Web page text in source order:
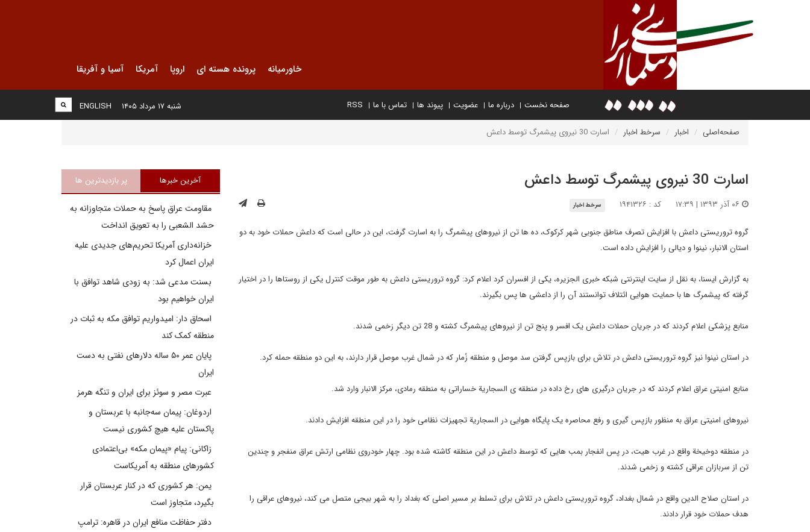
خاورمیانه پرونده هسته ای اروپا آمریکا آسیا و آفریقا
صفحه نخست درباره ما عضویت پیوند ها تماس با ما RSS
ENGLISH شنبه ۱۷ مرداد ۱۴۰۵
صفحه‌اصلی اخبار سرخط اخبار اسارت 30 نیروی پیشمرگ‌ توسط داعش
اسارت 30 نیروی پیشمرگ‌ توسط داعش
کد : ۱۹۴۱۳۲۶ سرخط اخبار
گروه تروریستی داعش با افزایش تصرف مناطق جنوبی شهر کرکوک، ده ها تن از نیروهای پیشمرگ را به اسارت گرفت، این در حالی است که داعش حملات خود به دو
استان الانبار، نینوا و دیالی را افزایش داده است.
به گزارش ایسنا، به نقل از سایت اینترنتی شبکه خبری الجزیره، یکی از افسران کرد اعلام کرد: گروه تروریستی داعش به طور موقت کنترل یکی از روستاها را در اختیار
گرفته که پیشمرگ ها با حمایت هوایی ائتلاف توانستند آن را از داعشی ها پس بگیرند.
منابع پزشکی اعلام کردند که در جریان حملات داعش یک افسر و پنج تن از نیروهای پیشمرگ کشته و 28 تن دیگر زخمی شدند.
در استان نینوا نیز گروه تروریستی داعش در تلاش برای بازپس گرفتن سد موصل و منطقه زُمار که در شمال غرب موصل قرار دارند، به این دو منطقه حمله کرد.
منابع امنیتی عراق اعلام کردند که در جریان درگیری های رخ داده در منطقه ی السجاریة خساراتی به منطقه رمادی، مرکز الانبار وارد شد.
نیروهای امنیتی عراق به منظور بازپس گیری و رفع محاصره یک پایگاه هوایی در السجاریة تجهیزات نظامی خود را در این منطقه افزایش دادند.
در منطقه دوخیخة واقع در غرب هیت، در پس انفجار بمب هایی که توسط داعش در این منطقه کاشته شده بود. چهار خودروی نظامی ارتش عراق منفجر و چندین
تن از سربازان عراقی کشته و زخمی شدند.
در استان صلاح الدین واقع در شمال بغداد، گروه تروریستی داعش در تلاش برای تسلط بر مسیر اصلی که بغداد را به شهر بیجی متصل می کند، نیروهای عراقی را
هدف حملات خود قرار دادند.
آخرین خبرها پر بازدیدترین ها
مقاومت عراق پاسخ به حملات متجاوزانه به
حشد الشعبی را به تعویق انداخت
خزانه‌داری آمریکا تحریم‌های جدیدی علیه
ایران اعمال کرد
بسنت مدعی شد: به زودی شاهد توافق با
ایران خواهیم بود
اسحاق دار: امیدواریم توافق مکه به ثبات در
منطقه کمک کند
پایان عمر ۵۰ ساله دلارهای نفتی به دست
ایران
عبرت مصر و سوئز برای ایران و تنگه هرمز
اردوغان: پیمان سه‌جانبه با عربستان و
پاکستان علیه هیچ کشوری نیست
زاکانی: پیام «پیمان مکه» بی‌اعتمادی
کشورهای منطقه به آمریکاست
یمن: هر کشوری که در کنار عربستان قرار
بگیرد، متجاوز است
دفتر حفاظت منافع ایران در قاهره: ترامپ